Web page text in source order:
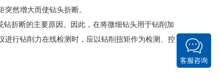
然增大而使钻头折断。
折断的主要原因。因此，在将微细钻头用于钻削加
行钻削力在线检测时，应以钻削扭矩作为检测、控
客服咨询